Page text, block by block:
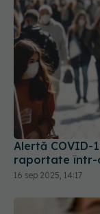
Alertă COVID-
raportate într-
16 sep 2025, 14:17